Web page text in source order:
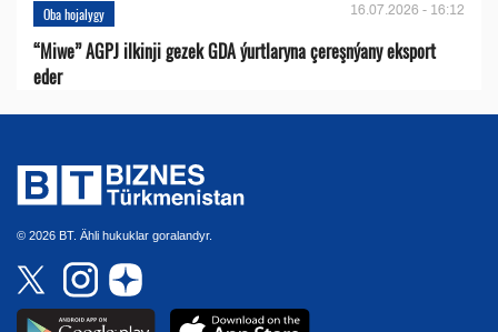
Oba hojalygy 16.07.2026 - 16:12
“Miwe” AGPJ ilkinji gezek GDA ýurtlaryna çereşnýany eksport
eder
© 2026 BT. Ähli hukuklar goralandyr.